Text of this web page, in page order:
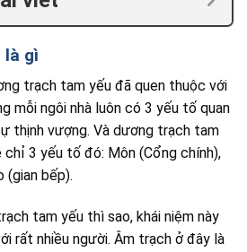
là gì
trạch tam yếu đã quen thuộc với
mỗi ngôi nhà luôn có 3 yếu tố quan
thịnh vượng. Và dương trạch tam
3 yếu tố đó: Môn (Cổng chính),
(gian bếp).
tam yếu thì sao, khái niệm này
rất nhiều người. Âm trạch ở đây là